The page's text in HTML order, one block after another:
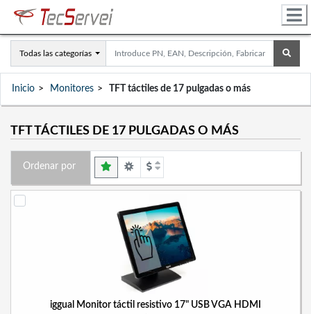
Todas las categorías
Inicio Monitores TFT táctiles de 17 pulgadas o más
TFT TÁCTILES DE 17 PULGADAS O MÁS
Ordenar por
iggual Monitor táctil resistivo 17" USB VGA HDMI